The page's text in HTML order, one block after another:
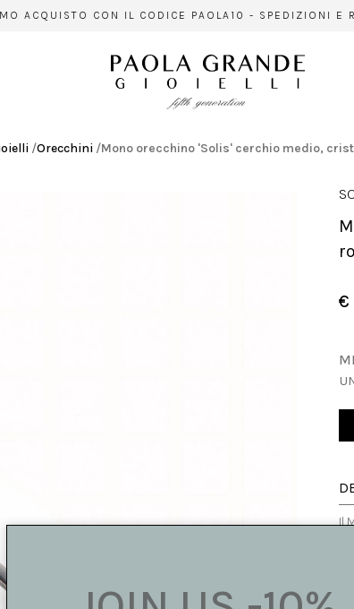
ACQUISTO CON IL CODICE PAOLA10 - SPEDIZIONI
/Orecchini /Mono orecchino 'Solis' cerchio medio,
Mono orecchino 'Solis' cerchio medio, cristallo di
€
Il